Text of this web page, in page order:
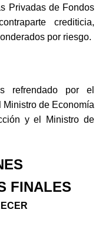
Privadas de Fondos
crediticia,
por riesgo.
refrendado por el
Ministro de Economía
y el Ministro de
FINALES